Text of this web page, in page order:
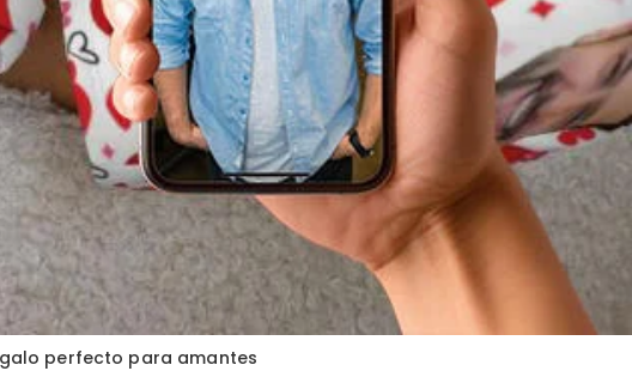
perfecto para amantes